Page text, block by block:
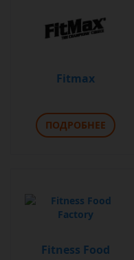
Fitmax
ПОДРОБНЕЕ
Fitness Food